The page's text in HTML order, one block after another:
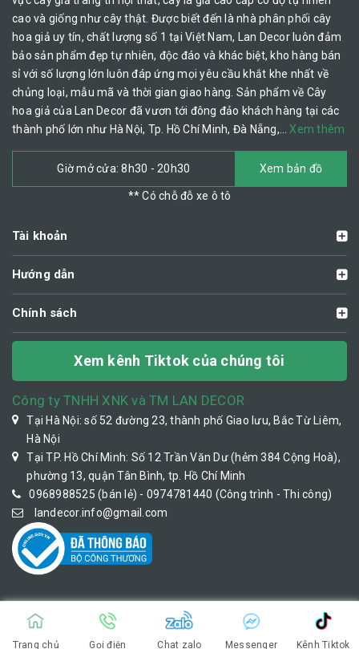
cao và giống như cây thật. Được biết đến là nhà phân phối cây
hoa giả uy tín, chất lượng số 1 tại Việt Nam, Lan Decor luôn đảm
bảo sản phẩm đẹp tự nhiên, độc đáo và khác biệt, kho hàng bán
sỉ với số lượng lớn luôn đáp ứng mọi yêu cầu khắt khe nhất về
chủng loại, mẫu mã và thời gian giao hàng. Sản phẩm về Cây
hoa giả của Lan Decor đã vươn tới đông đảo khách hàng tại các
thành phố lớn như Hà Nội, Tp. Hồ Chí Minh, Đà Nẵng,… Xem thêm
Giờ mở cửa: 8h30 - 20h30 Xem bản đồ
** Có chỗ đỗ xe ô tô
Tài khoản
Hướng dẫn
Chính sách
Xem kênh Tiktok của chúng tôi
Công ty TNHH XNK và TM LAN DECOR
Tại Hà Nội: số 52 đường 23, thành phố Giao lưu, Bắc Từ Liêm,
Hà Nội
Tại TP. Hồ Chí Minh: Số 12 Trần Văn Dư (hẻm 384 Cộng Hoà),
phường 13, quận Tân Bình, tp. Hồ Chí Minh
0968988525 (bán lẻ) - 0974781440 (Công trình - Thi công)
landecor.info@gmail.com
Trang chủ Gọi điện Chat zalo Messenger Kênh Tiktok